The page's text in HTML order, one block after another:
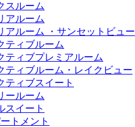
スルーム
アルーム
アルーム ・サンセットビュー
ティブルーム
ティブプレミアルーム
ティブルーム・レイクビュー
ティブスイート
ールーム
スイート
トメント